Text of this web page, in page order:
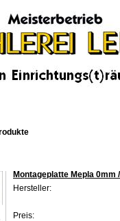
Montageplatte Mepla 0mm
Hersteller:
Preis: